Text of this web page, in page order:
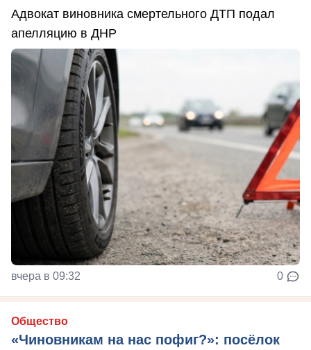
Адвокат виновника смертельного ДТП подал
апелляцию в ДНР
вчера в 09:32 0
Общество
«Чиновникам на нас пофиг?»: посёлок